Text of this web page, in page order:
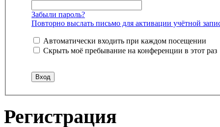
Забыли пароль?
Повторно выслать письмо для активации учётной
Автоматически входить при каждом посещении
Скрыть моё пребывание на конференции в этот раз
Регистрация